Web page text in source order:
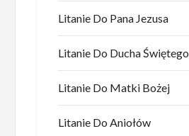
Litanie Do Pana Jezusa
Litanie Do Ducha Świętego
Litanie Do Matki Bożej
Litanie Do Aniołów